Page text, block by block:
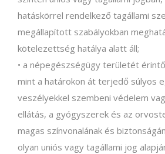
hatáskörrel rendelkező tagállami
megállapított szabályokban
kötelezettség hatálya alatt áll;
• a népegészségügy területét
mint a határokon át terjedő súlyos
veszélyekkel szembeni védelem
ellátás, a gyógyszerek és az
magas színvonalának és
olyan uniós vagy tagállami jog